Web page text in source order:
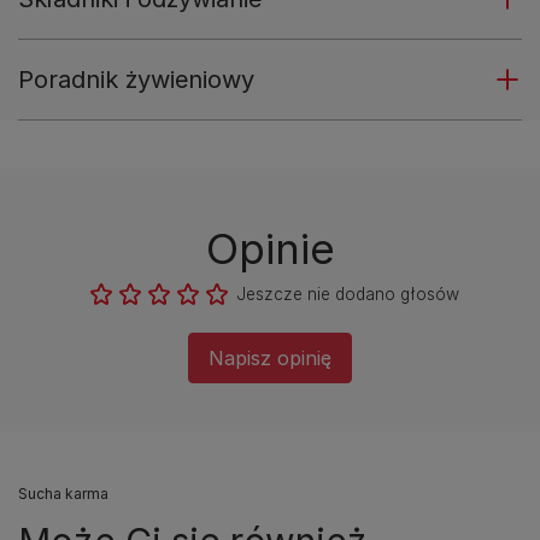
Poradnik żywieniowy
Opinie
Jeszcze nie dodano głosów
Napisz opinię
Sucha karma